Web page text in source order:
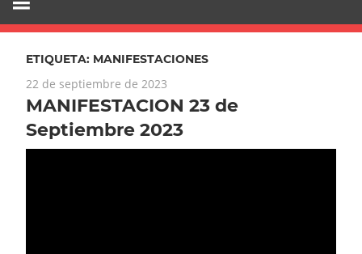
ETIQUETA: MANIFESTACIONES
22 de septiembre de 2023
MANIFESTACION 23 de
Septiembre 2023